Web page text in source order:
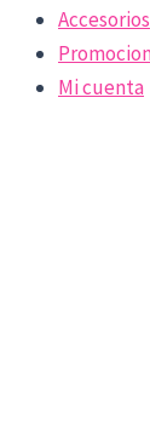
Accesorios
Mi cuenta